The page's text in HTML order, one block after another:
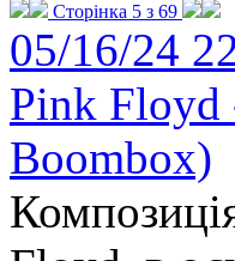
Сторінка 5 з 69
05/16/24
Pink Floyd
Boombox)